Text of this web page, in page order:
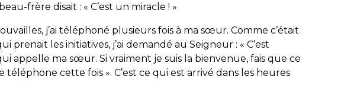
frère disait : « C’est un miracle ! »
j’ai téléphoné plusieurs fois à ma sœur. Comme c’était
prenait les initiatives, j’ai demandé au Seigneur : « C’est
appelle ma sœur. Si vraiment je suis la bienvenue, fais que ce
téléphone cette fois ». C’est ce qui est arrivé dans les heures